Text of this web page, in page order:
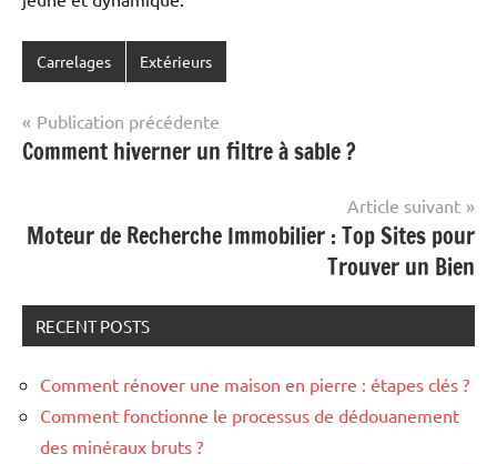
Carrelages Extérieurs
Navigation
de
Publication précédente
Comment hiverner un filtre à sable ?
Article suivant
Moteur de Recherche Immobilier : Top Sites pour
Trouver un Bien
RECENT POSTS
Comment rénover une maison en pierre : étapes clés ?
Comment fonctionne le processus de dédouanement
des minéraux bruts ?